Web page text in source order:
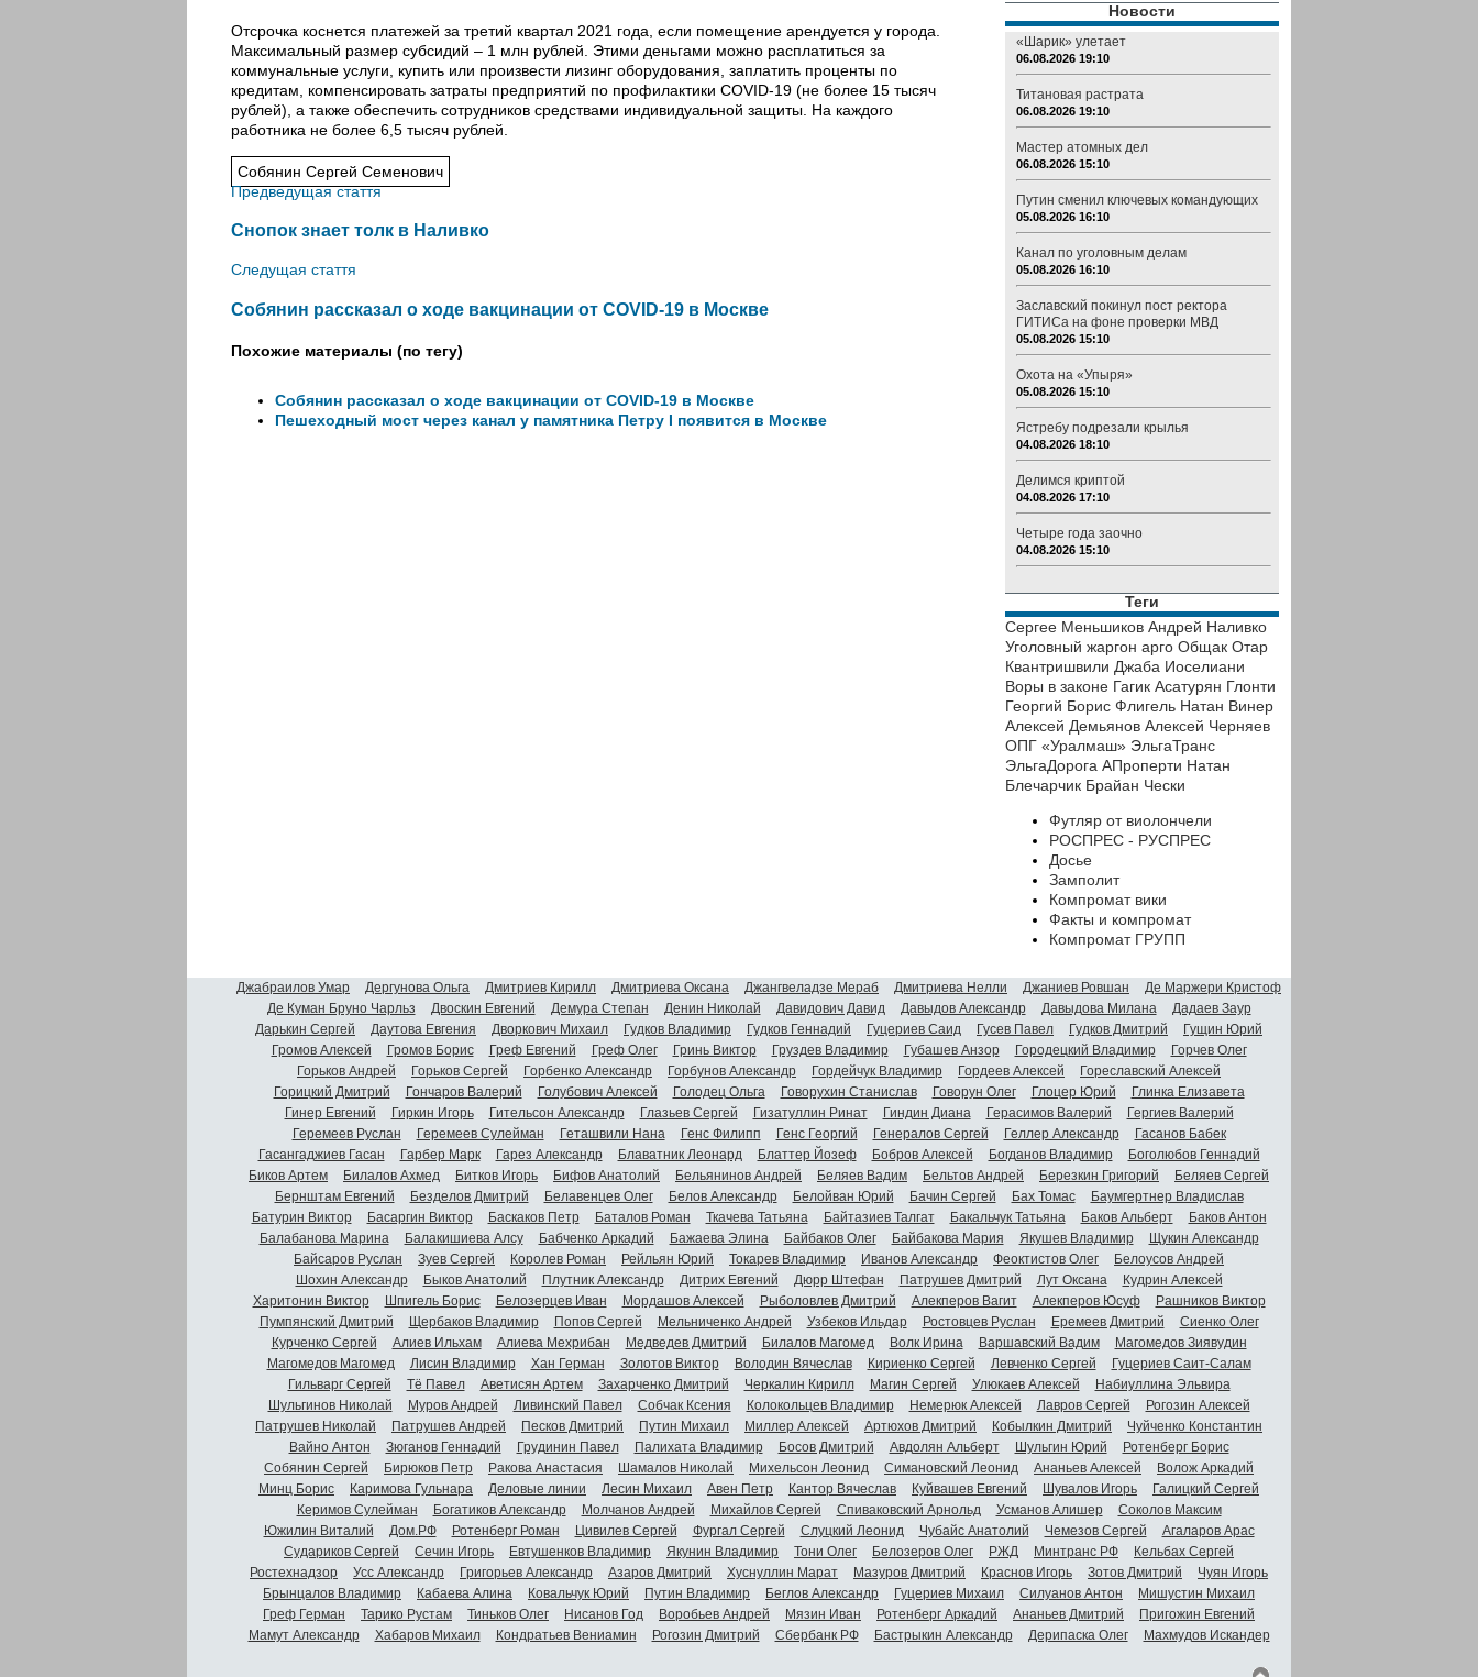
Отсрочка коснется платежей за третий квартал 2021 года, если помещение арендуется у города.
Максимальный размер субсидий – 1 млн рублей. Этими деньгами можно расплатиться за
коммунальные услуги, купить или произвести лизинг оборудования, заплатить проценты по
кредитам, компенсировать затраты предприятий по профилактики COVID-19 (не более 15 тысяч
рублей), а также обеспечить сотрудников средствами индивидуальной защиты. На каждого
работника не более 6,5 тысяч рублей.
Собянин Сергей Семенович
Предведущая стаття
Снопок знает толк в Наливко
Следущая стаття
Собянин рассказал о ходе вакцинации от COVID-19 в Москве
Похожие материалы (по тегу)
Собянин рассказал о ходе вакцинации от COVID-19 в Москве
Пешеходный мост через канал у памятника Петру I появится в Москве
Новости
«Шарик» улетает
06.08.2026 19:10
Титановая растрата
06.08.2026 19:10
Мастер атомных дел
06.08.2026 15:10
Путин сменил ключевых командующих
05.08.2026 16:10
Канал по уголовным делам
05.08.2026 16:10
Заславский покинул пост ректора
ГИТИСа на фоне проверки МВД
05.08.2026 15:10
Охота на «Упыря»
05.08.2026 15:10
Ястребу подрезали крылья
04.08.2026 18:10
Делимся криптой
04.08.2026 17:10
Четыре года заочно
04.08.2026 15:10
Теги
Сергее Меньшиков Андрей Наливко
Уголовный жаргон арго Общак Отар
Квантришвили Джаба Иоселиани
Воры в законе Гагик Асатурян Глонти
Георгий Борис Флигель Натан Винер
Алексей Демьянов Алексей Черняев
ОПГ «Уралмаш» ЭльгаТранс
ЭльгаДорога АПроперти Натан
Блечарчик Брайан Чески
Футляр от виолончели
РОСПРЕС - РУСПРЕС
Досье
Замполит
Компромат вики
Факты и компромат
Компромат ГРУПП
Джабраилов Умар Дергунова Ольга Дмитриев Кирилл Дмитриева Оксана Джангвеладзе Мераб Дмитриева Нелли Джаниев Ровшан
Де Маржери Кристоф
Де Куман Бруно Чарльз
Двоскин Евгений Демура Степан Денин Николай Давидович Давид Давыдов Александр Давыдова Милана
Дадаев Заур
Дарькин Сергей
Даутова Евгения Дворкович Михаил Гудков Владимир Гудков Геннадий Гуцериев Саид Гусев Павел Гудков Дмитрий
Гущин Юрий
Громов Алексей
Громов Борис Греф Евгений Греф Олег Гринь Виктор Груздев Владимир Губашев Анзор Городецкий Владимир
Горчев Олег
Горьков Андрей
Горьков Сергей Горбенко Александр Горбунов Александр Гордейчук Владимир Гордеев Алексей
Гореславский Алексей
Горицкий Дмитрий
Гончаров Валерий Голубович Алексей Голодец Ольга Говорухин Станислав Говорун Олег Глоцер Юрий
Глинка Елизавета
Гинер Евгений
Гиркин Игорь Гительсон Александр Глазьев Сергей Гизатуллин Ринат Гиндин Диана Герасимов Валерий
Гергиев Валерий
Геремеев Руслан
Геремеев Сулейман Геташвили Нана Генс Филипп Генс Георгий Генералов Сергей Геллер Александр
Гасанов Бабек
Гасангаджиев Гасан
Гарбер Марк Гарез Александр Блаватник Леонард Блаттер Йозеф Бобров Алексей Богданов Владимир
Боголюбов Геннадий
Биков Артем
Билалов Ахмед Битков Игорь Бифов Анатолий Бельянинов Андрей Беляев Вадим Бельтов Андрей Березкин Григорий
Беляев Сергей
Бернштам Евгений
Безделов Дмитрий Белавенцев Олег Белов Александр Белойван Юрий Бачин Сергей Бах Томас
Баумгертнер Владислав
Батурин Виктор
Басаргин Виктор Баскаков Петр Баталов Роман Ткачева Татьяна Байтазиев Талгат Бакальчук Татьяна Баков Альберт
Баков Антон
Балабанова Марина
Балакишиева Алсу Бабченко Аркадий Бажаева Элина Байбаков Олег Байбакова Мария Якушев Владимир
Щукин Александр
Байсаров Руслан
Зуев Сергей Королев Роман Рейльян Юрий Токарев Владимир Иванов Александр Феоктистов Олег
Белоусов Андрей
Шохин Александр
Быков Анатолий Плутник Александр Дитрих Евгений Дюрр Штефан Патрушев Дмитрий Лут Оксана
Кудрин Алексей
Харитонин Виктор
Шпигель Борис Белозерцев Иван Мордашов Алексей Рыболовлев Дмитрий Алекперов Вагит Алекперов Юсуф
Рашников Виктор
Пумпянский Дмитрий
Щербаков Владимир Попов Сергей Мельниченко Андрей Узбеков Ильдар Ростовцев Руслан Еремеев Дмитрий
Сиенко Олег
Курченко Сергей
Алиев Ильхам Алиева Мехрибан Медведев Дмитрий Билалов Магомед Волк Ирина Варшавский Вадим
Магомедов Зиявудин
Магомедов Магомед
Лисин Владимир Хан Герман Золотов Виктор Володин Вячеслав Кириенко Сергей Левченко Сергей
Гуцериев Саит-Салам
Гильварг Сергей
Тё Павел Аветисян Артем Захарченко Дмитрий Черкалин Кирилл Магин Сергей Улюкаев Алексей
Набиуллина Эльвира
Шульгинов Николай
Муров Андрей Ливинский Павел Собчак Ксения Колокольцев Владимир Немерюк Алексей Лавров Сергей
Рогозин Алексей
Патрушев Николай
Патрушев Андрей Песков Дмитрий Путин Михаил Миллер Алексей Артюхов Дмитрий Кобылкин Дмитрий
Чуйченко Константин
Вайно Антон
Зюганов Геннадий Грудинин Павел Палихата Владимир Босов Дмитрий Авдолян Альберт Шульгин Юрий
Ротенберг Борис
Собянин Сергей
Бирюков Петр Ракова Анастасия Шамалов Николай Михельсон Леонид Симановский Леонид Ананьев Алексей
Волож Аркадий
Минц Борис
Каримова Гульнара Деловые линии Лесин Михаил Авен Петр Кантор Вячеслав Куйвашев Евгений Шувалов Игорь
Галицкий Сергей
Керимов Сулейман
Богатиков Александр Молчанов Андрей Михайлов Сергей Спиваковский Арнольд Усманов Алишер
Соколов Максим
Южилин Виталий
Дом.РФ Ротенберг Роман Цивилев Сергей Фургал Сергей Слуцкий Леонид Чубайс Анатолий Чемезов Сергей
Агаларов Арас
Судариков Сергей
Сечин Игорь Евтушенков Владимир Якунин Владимир Тони Олег Белозеров Олег РЖД Минтранс РФ
Кельбах Сергей
Ростехнадзор
Усс Александр Григорьев Александр Азаров Дмитрий Хуснуллин Марат Мазуров Дмитрий Краснов Игорь Зотов Дмитрий
Чуян Игорь
Брынцалов Владимир
Кабаева Алина Ковальчук Юрий Путин Владимир Беглов Александр Гуцериев Михаил Силуанов Антон
Мишустин Михаил
Греф Герман
Тарико Рустам Тиньков Олег Нисанов Год Воробьев Андрей Мязин Иван Ротенберг Аркадий Ананьев Дмитрий
Пригожин Евгений
Мамут Александр
Хабаров Михаил Кондратьев Вениамин Рогозин Дмитрий Сбербанк РФ Бастрыкин Александр Дерипаска Олег Махмудов Искандер